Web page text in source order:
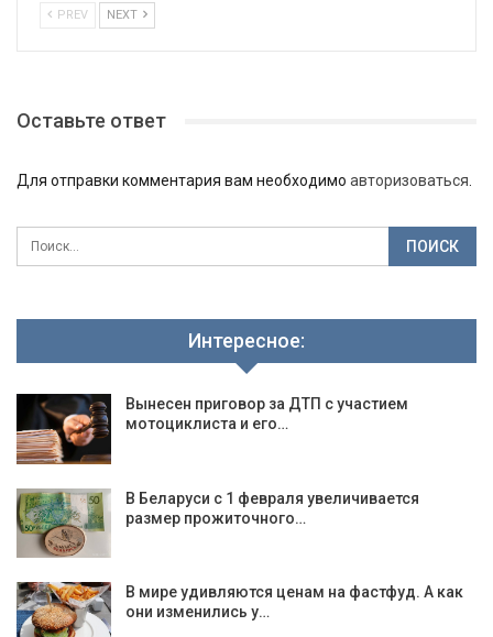
PREV NEXT
Оставьте ответ
Для отправки комментария вам необходимо авторизоваться
Интересное:
Вынесен приговор за ДТП с участием
мотоциклиста и его…
В Беларуси с 1 февраля увеличивается
размер прожиточного…
В мире удивляются ценам на фастфуд. А как
они изменились у…